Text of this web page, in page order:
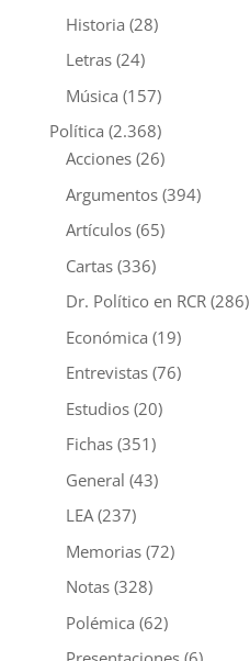
Historia (28)
Letras(24)
Música (157)
Política (2.368)
Acciones(26)
Argumentos(394)
Artículos(65)
Cartas(336)
Dr. Político en RCR(286)
Económica (19)
Entrevistas(76)
Estudios(20)
Fichas(351)
General (43)
LEA(237)
Memorias(72)
Notas(328)
Polémica (62)